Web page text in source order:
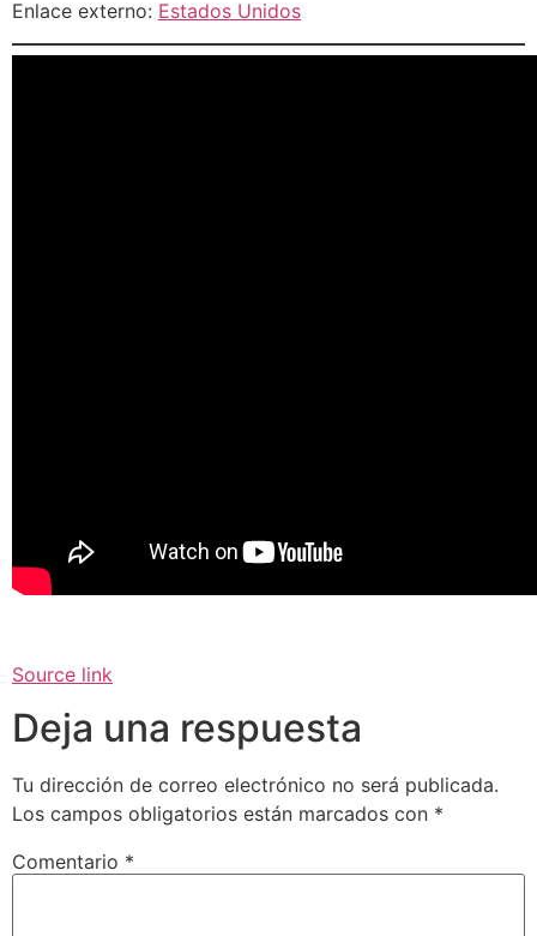
Enlace externo: Estados Unidos
Source link
Deja una respuesta
Tu dirección de correo electrónico no será publicada.
Los campos obligatorios están marcados con *
Comentario *